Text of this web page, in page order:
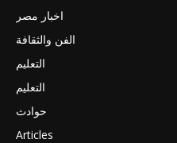
اخبار مصر
الفن والثقافة
التعليم
التعليم
حوادث
Articles